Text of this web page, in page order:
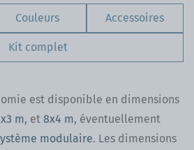
Couleurs Accessoires
Kit complet
est disponible en dimensions
m, et 8x4 m, éventuellement
modulaire. Les dimensions